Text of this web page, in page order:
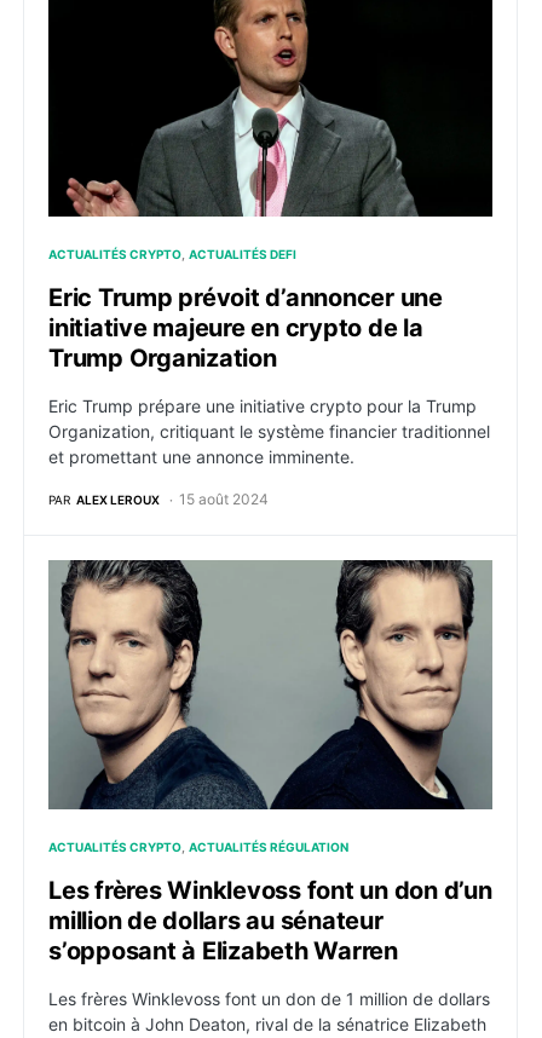
ACTUALITÉS CRYPTO ACTUALITÉS DEFI
Eric Trump prévoit d’annoncer une
initiative majeure en crypto de la
Trump Organization
Eric Trump prépare une initiative crypto pour la Trump
Organization, critiquant le système financier traditionnel
et promettant une annonce imminente.
PAR ALEX LEROUX 15 août 2024
Les frères Winklevoss font un don d’un million de
ACTUALITÉS CRYPTO ACTUALITÉS RÉGULATION
Les frères Winklevoss font un don d’un
million de dollars au sénateur
s’opposant à Elizabeth Warren
Les frères Winklevoss font un don de 1 million de dollars
en bitcoin à John Deaton, rival de la sénatrice Elizabeth